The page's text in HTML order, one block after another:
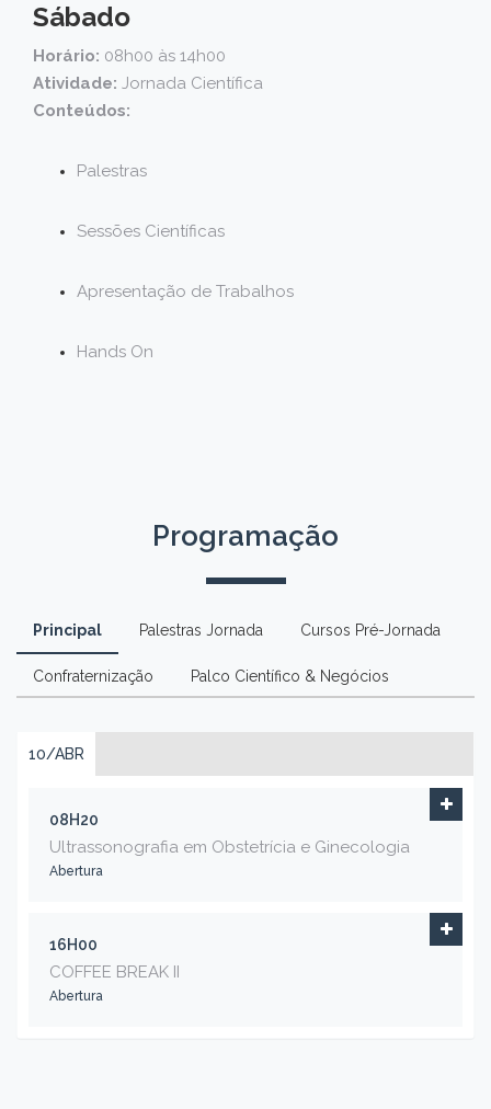
Sábado
Horário: 08h00 às 14h00
Atividade: Jornada Científica
Conteúdos:
Palestras
Sessões Científicas
Apresentação de Trabalhos
Hands On
Programação
Principal Palestras Jornada Cursos Pré-Jornada
Confraternização Palco Científico & Negócios
10/ABR
08H20
Ultrassonografia em Obstetrícia e Ginecologia
Abertura
16H00
COFFEE BREAK II
Abertura